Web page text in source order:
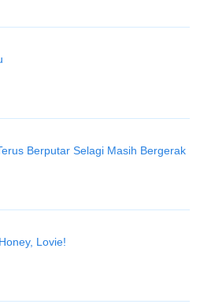
Berputar Selagi Masih Bergerak
Lovie!